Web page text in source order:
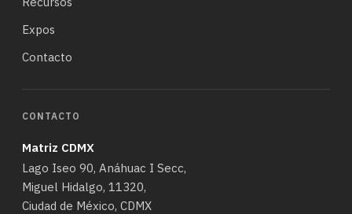
Expos
Contacto
CONTACTO
Matriz CDMX
Lago Iseo 90, Anáhuac I Secc,
Miguel Hidalgo, 11320,
Ciudad de México, CDMX